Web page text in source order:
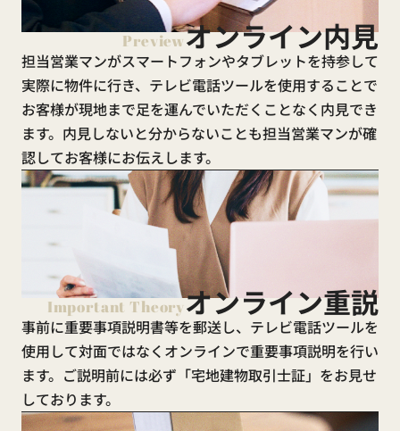
Previewオンライン内見
担当営業マンがスマートフォンやタブレットを持参して
実際に物件に行き、テレビ電話ツールを使用することで
お客様が現地まで足を運んでいただくことなく内見でき
ます。内見しないと分からないことも担当営業マンが確
認してお客様にお伝えします。
Important Theoryオンライン重説
事前に重要事項説明書等を郵送し、テレビ電話ツールを
使用して対面ではなくオンラインで重要事項説明を行い
ます。ご説明前には必ず「宅地建物取引士証」をお見せ
しております。